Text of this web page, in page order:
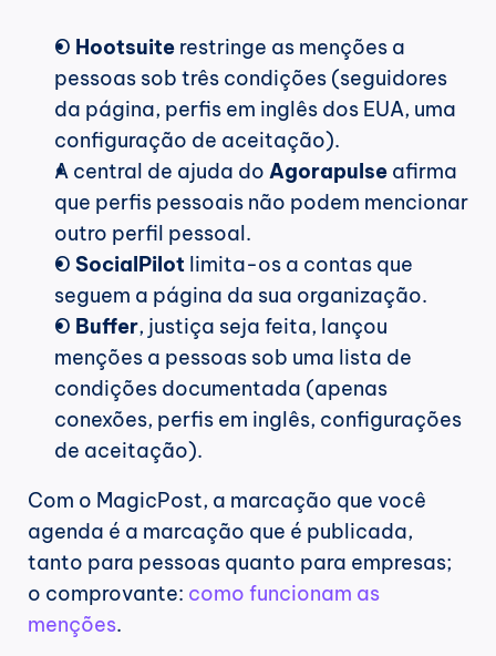
O Hootsuite restringe as menções a
pessoas sob três condições (seguidores
da página, perfis em inglês dos EUA, uma
configuração de aceitação).
A central de ajuda do Agorapulse afirma
que perfis pessoais não podem mencionar
outro perfil pessoal.
O SocialPilot limita-os a contas que
seguem a página da sua organização.
O Buffer, justiça seja feita, lançou
menções a pessoas sob uma lista de
condições documentada (apenas
conexões, perfis em inglês, configurações
de aceitação).
Com o MagicPost, a marcação que você
agenda é a marcação que é publicada,
tanto para pessoas quanto para empresas;
o comprovante: como funcionam as
menções.